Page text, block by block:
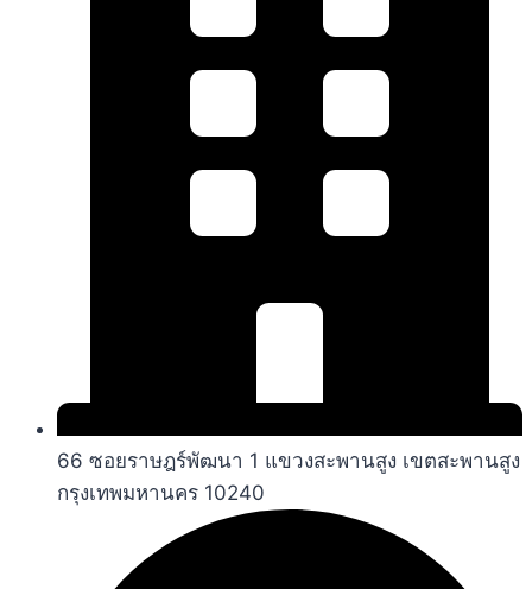
66 ซอยราษฎร์พัฒนา 1 แขวงสะพานสูง เขตสะพานสูง
กรุงเทพมหานคร 10240